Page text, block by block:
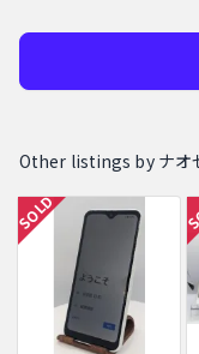
Other listings by ナオ
SOLD